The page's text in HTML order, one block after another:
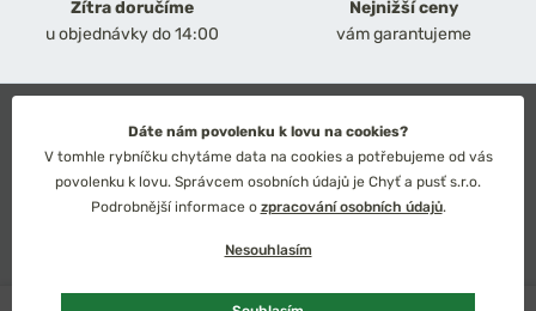
Zítra doručíme
u objednávky do 14:00
Nejnižší ceny
vám garantujeme
Obchodní podmínky
Ochrana osobních údajů
Technické řešení: Simplia s.r.o.
Strategický design: Petr Široký
Dáte nám povolenku k lovu na cookies?
V tomhle rybníčku chytáme data na cookies a potřebujeme od vás
povolenku k lovu. Správcem osobních údajů je Chyť a pusť s.r.o.
Podrobnější informace o zpracování osobních údajů.
Nesouhlasím